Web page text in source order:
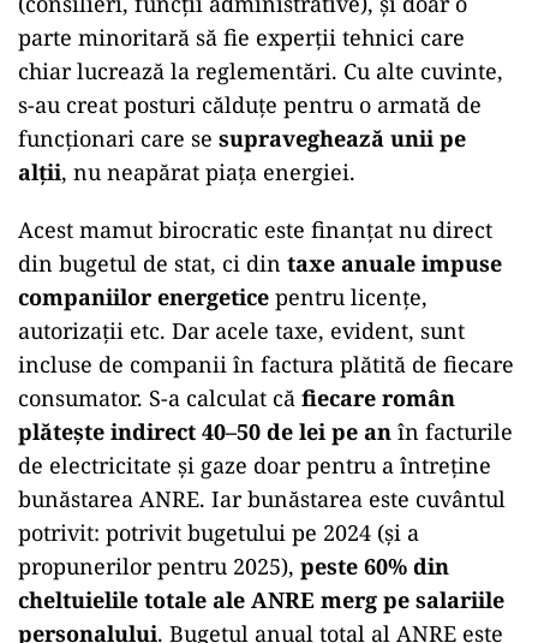
parte minoritară să fie experții tehnici care
chiar lucrează la reglementări. Cu alte cuvinte,
s-au creat posturi călduțe pentru o armată de
funcționari care se supraveghează unii pe
alții, nu neapărat piața energiei.
Acest mamut birocratic este finanțat nu direct
din bugetul de stat, ci din taxe anuale impuse
companiilor energetice pentru licențe,
autorizații etc. Dar acele taxe, evident, sunt
incluse de companii în factura plătită de fiecare
consumator. S-a calculat că fiecare român
plătește indirect 40–50 de lei pe an în facturile
de electricitate și gaze doar pentru a întreține
bunăstarea ANRE. Iar bunăstarea este cuvântul
potrivit: potrivit bugetului pe 2024 (și a
propunerilor pentru 2025), peste 60% din
cheltuielile totale ale ANRE merg pe salariile
personalului. Bugetul anual total al ANRE este